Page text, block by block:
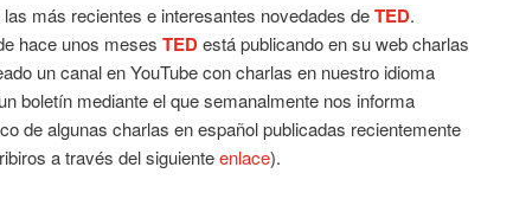
más recientes e interesantes novedades deTED.
hace unos meses TEDestá publicando en su web charlas
un canal en YouTube con charlas en nuestro idioma
boletín mediante el que semanalmente nos informa
de algunas charlas en español publicadas recientemente
a través del siguienteenlace).